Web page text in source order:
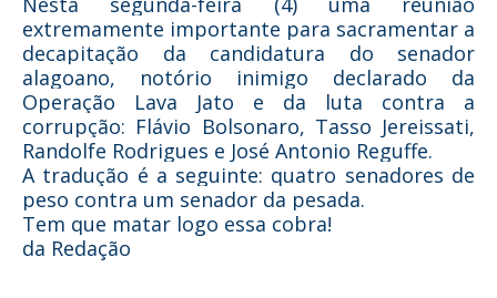
extremamente importante para sacramentar a
decapitação da candidatura do senador
alagoano, notório inimigo declarado da
Operação Lava Jato e da luta contra a
corrupção: Flávio Bolsonaro, Tasso Jereissati,
Randolfe Rodrigues e José Antonio Reguffe.
A tradução é a seguinte: quatro senadores de
peso contra um senador da pesada.
Tem que matar logo essa cobra!
da Redação